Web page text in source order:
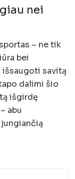
nei
– ne tik
bei
savitą
dalimi šio
išgirdę
abu